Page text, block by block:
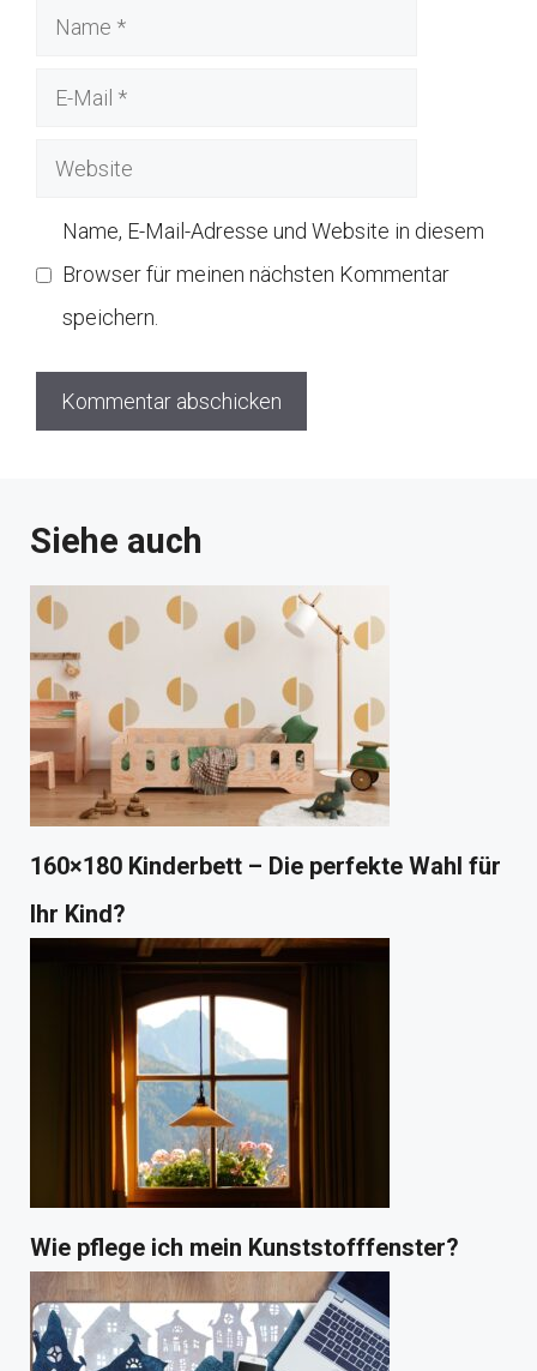
Name
Website
Name, E-Mail-Adresse und Website in diesem
Browser für meinen nächsten Kommentar
speichern.
Siehe auch
160×180 Kinderbett – Die perfekte Wahl für
Ihr Kind?
Wie pflege ich mein Kunststofffenster?